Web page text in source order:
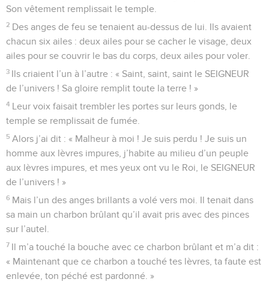
Son vêtement remplissait le temple.
2 Des anges de feu se tenaient au-dessus de lui. Ils avaient
chacun six ailes : deux ailes pour se cacher le visage, deux
ailes pour se couvrir le bas du corps, deux ailes pour voler.
3 Ils criaient l’un à l’autre : « Saint, saint, saint le SEIGNEUR
de l’univers ! Sa gloire remplit toute la terre ! »
4 Leur voix faisait trembler les portes sur leurs gonds, le
temple se remplissait de fumée.
5 Alors j’ai dit : « Malheur à moi ! Je suis perdu ! Je suis un
homme aux lèvres impures, j’habite au milieu d’un peuple
aux lèvres impures, et mes yeux ont vu le Roi, le SEIGNEUR
de l’univers ! »
6 Mais l’un des anges brillants a volé vers moi. Il tenait dans
sa main un charbon brûlant qu’il avait pris avec des pinces
sur l’autel.
7 Il m’a touché la bouche avec ce charbon brûlant et m’a dit :
« Maintenant que ce charbon a touché tes lèvres, ta faute est
enlevée, ton péché est pardonné. »